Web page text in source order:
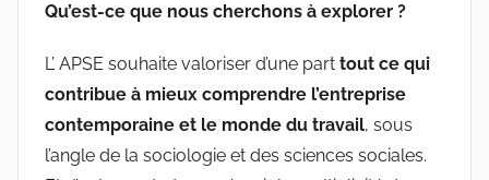
Qu’est-ce que nous cherchons à explorer ?
L’ APSE souhaite valoriser d’une part tout ce qui
contribue à mieux comprendre l’entreprise
contemporaine et le monde du travail, sous
l’angle de la sociologie et des sciences sociales.